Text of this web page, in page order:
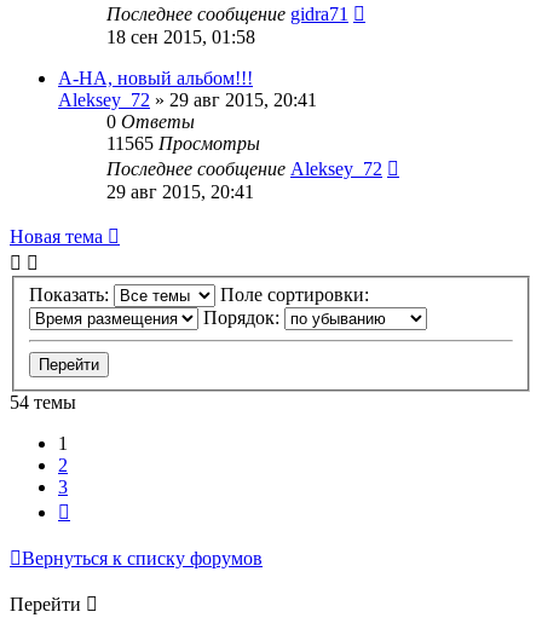
Последнее сообщение gidra71
18 сен 2015, 01:58
A-HA, новый альбом!!!
Aleksey_72 » 29 авг 2015, 20:41
0 Ответы
11565 Просмотры
Последнее сообщение Aleksey_72
29 авг 2015, 20:41
Новая тема
Показать:
Поле сортировки:
Порядок:
54 темы
1
2
3
Вернуться к списку форумов
Перейти